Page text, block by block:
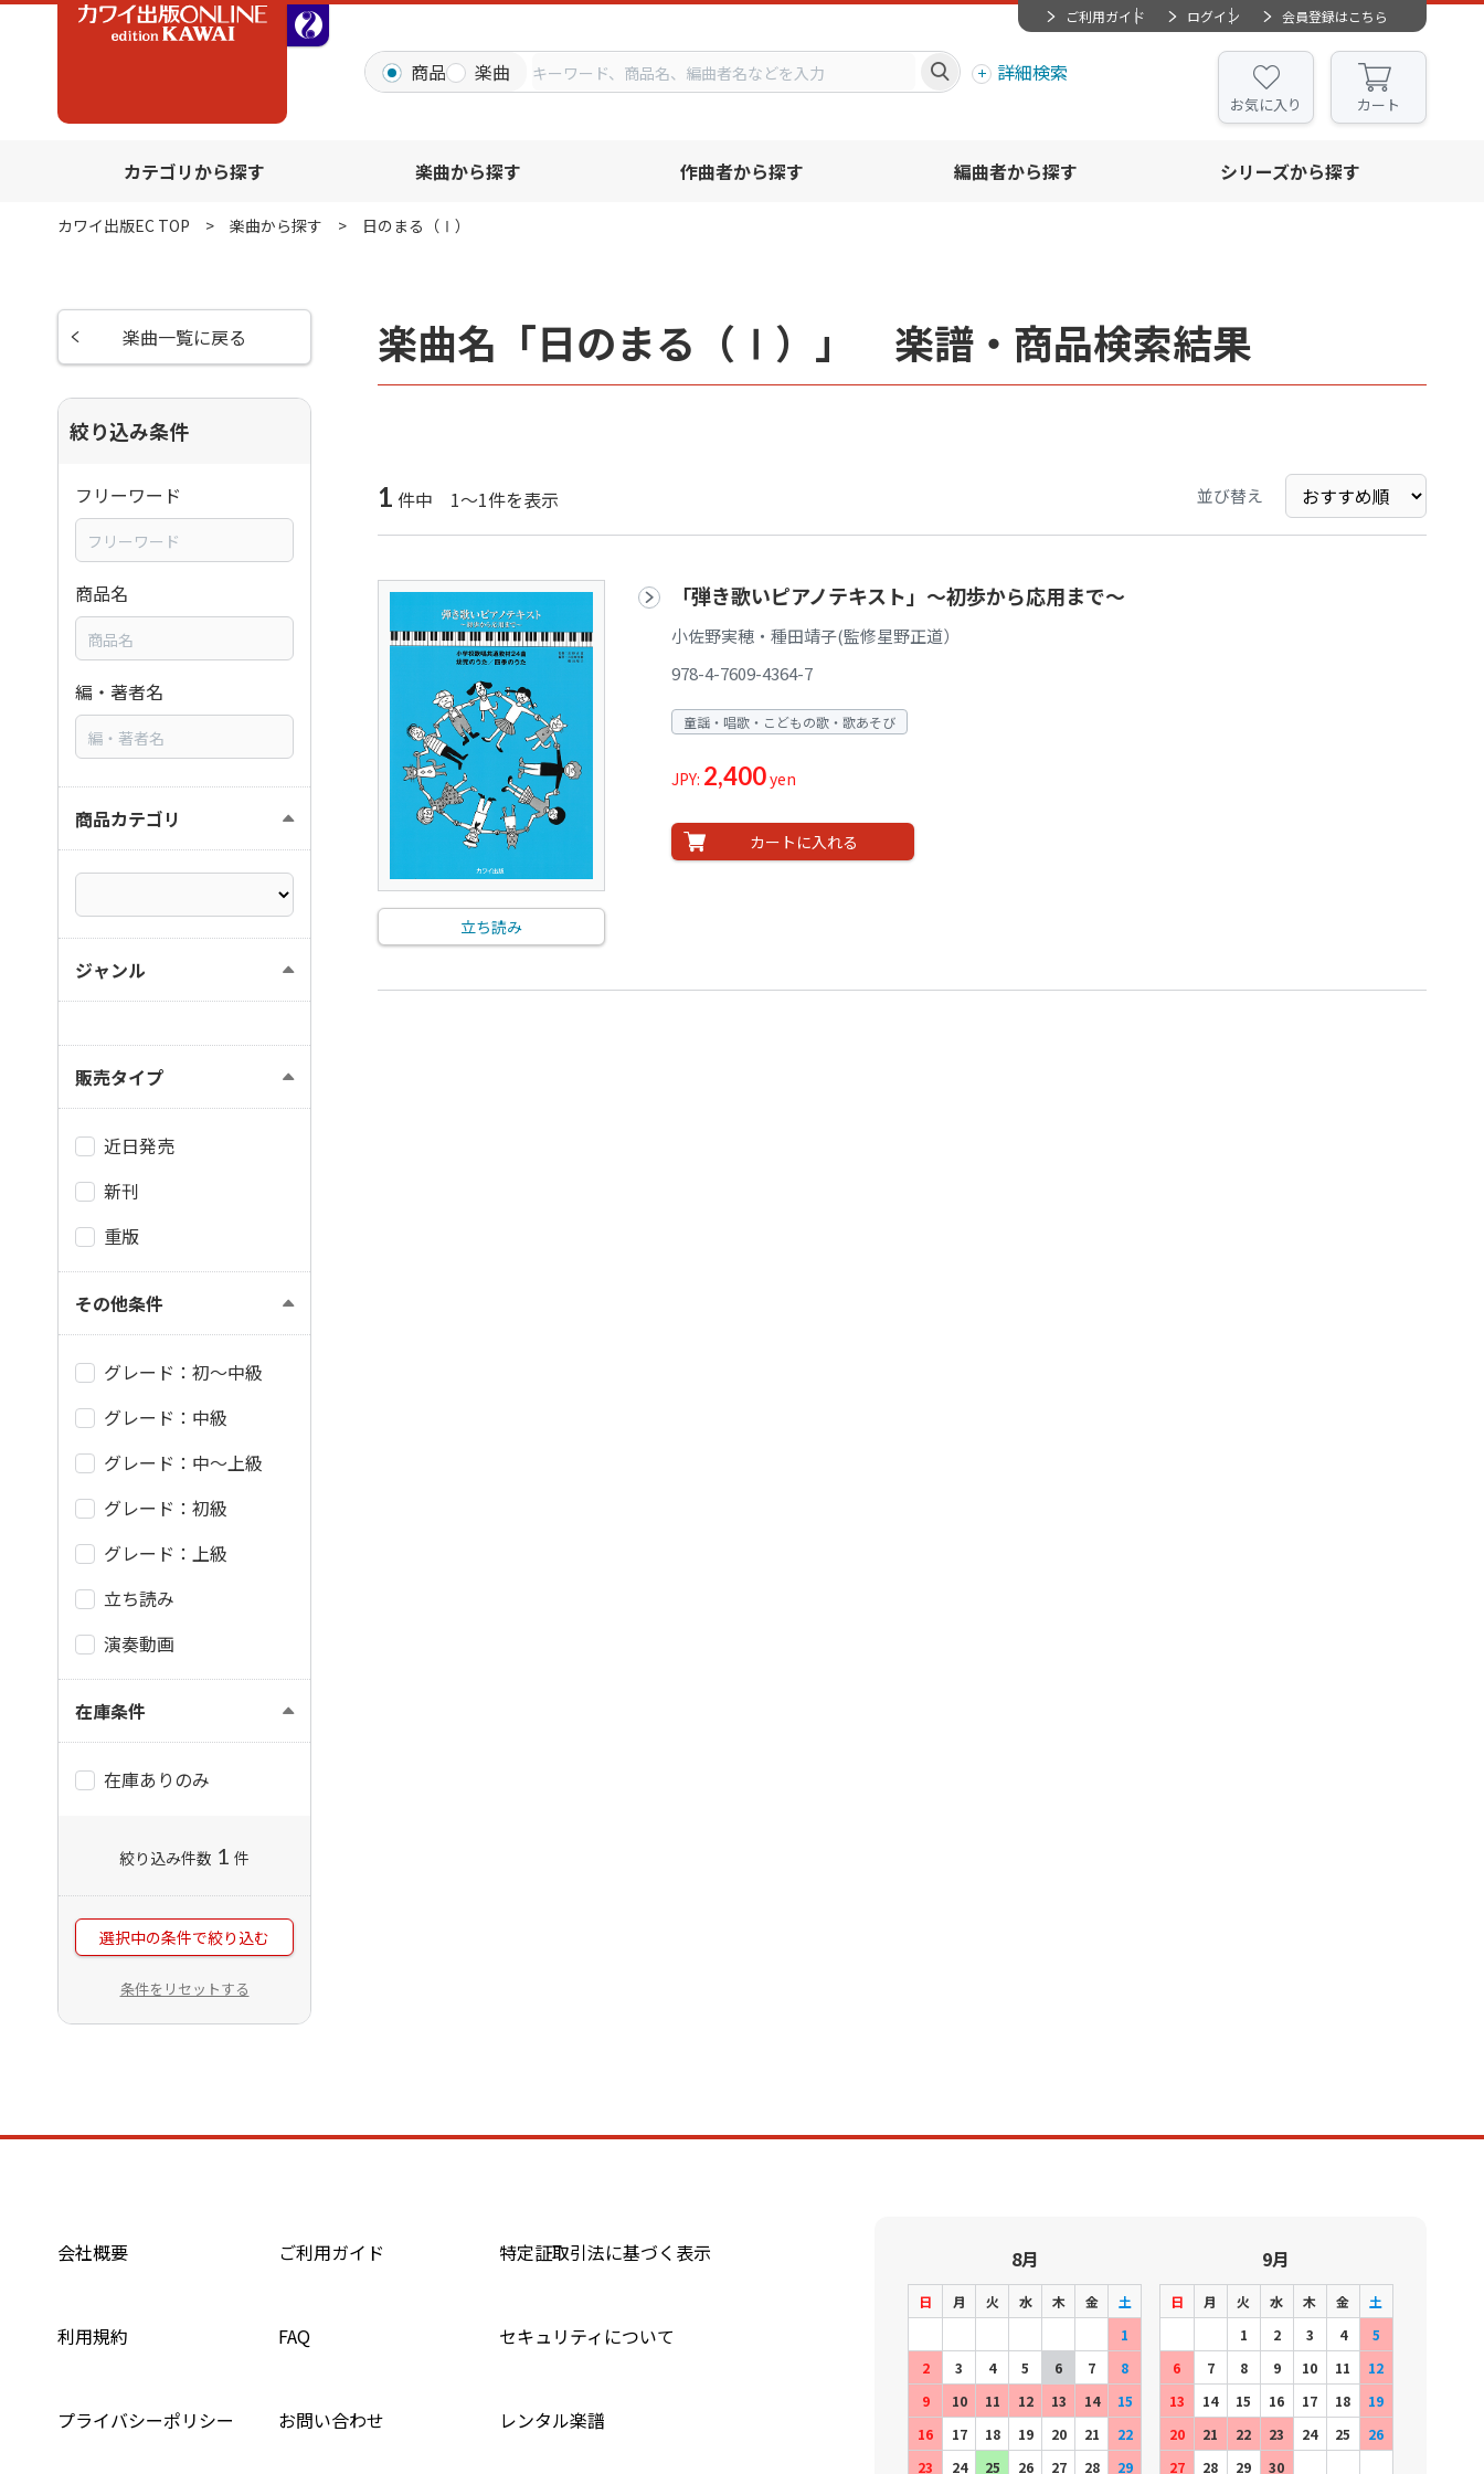
ご利用ガイド ログイン 会員登録はこちら
商品 楽曲 詳細検索
お気に入り カート
カテゴリから探す 楽曲から探す 作曲者から探す 編曲者から探す シリーズから探す
カワイ出版EC TOP 楽曲から探す 日のまる（Ⅰ）
楽曲名「日のまる（Ⅰ）」 楽譜・商品検索結果
1 件中 1～1件を表示 並び替え
立ち読み
「弾き歌いピアノテキスト」～初歩から応用まで～
小佐野実穂・種田靖子(監修星野正道）
978-4-7609-4364-7
童謡・唱歌・こどもの歌・歌あそび
JPY: 2,400yen
カートに入れる
楽曲一覧に戻る
絞り込み条件
フリーワード
商品名
編・著者名
商品カテゴリ
ジャンル
販売タイプ
近日発売
新刊
重版
その他条件
グレード：初～中級
グレード：中級
グレード：中～上級
グレード：初級
グレード：上級
立ち読み
演奏動画
在庫条件
在庫ありのみ
絞り込み件数 1 件
選択中の条件で絞り込む
条件をリセットする
会社概要 ご利用ガイド 特定証取引法に基づく表示
利用規約 FAQ セキュリティについて
プライバシーポリシー お問い合わせ レンタル楽譜
8月
日 月 火 水 木 金
土
1
2
3 4 5 6 7
8
9
10 11 12 13 14
15
16
17 18 19 20 21
22
23
24 25 26 27 28 29
9月
日 月 火 水 木 金
土
1
2 3 4
5
6
7 8 9 10 11
12
13
14 15 16 17 18
19
20
21 22 23 24 25
26
27
28 29 30